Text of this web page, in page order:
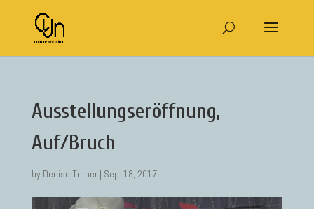
Ausstellungseröffnung,
Auf/Bruch
by Denise Terner| Sep. 18, 2017